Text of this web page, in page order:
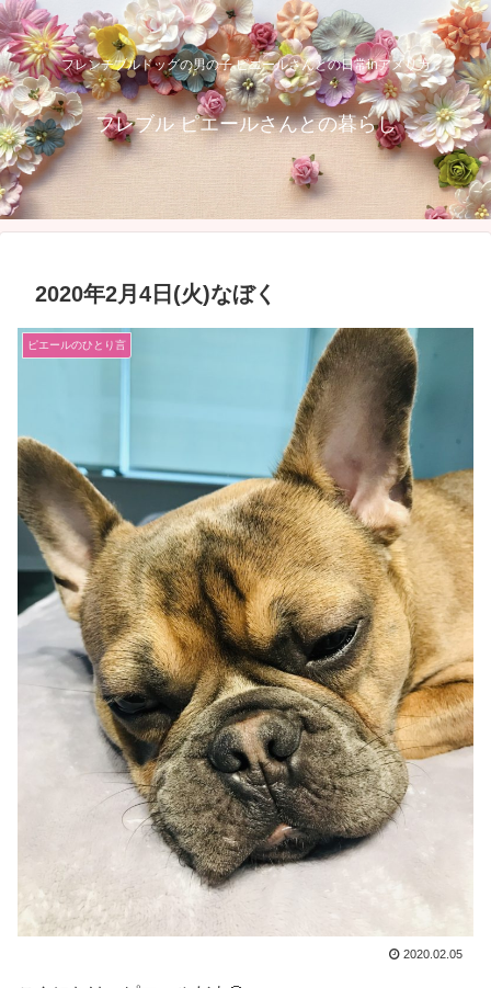
フレンチブルドッグの男の子 ピエールさんとの日常inアメリカ
フレブル ピエールさんとの暮らし
2020年2月4日(火)なぼく
ピエールのひとり言
2020.02.05